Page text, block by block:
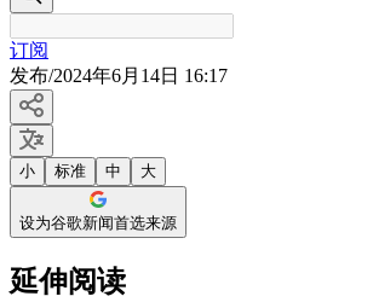
订阅
发布/2024年6月14日 16:17
小 标准 中 大
设为谷歌新闻首选来源
延伸阅读